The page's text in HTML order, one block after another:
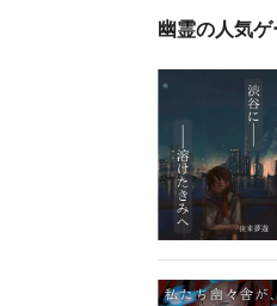
幽霊の人気